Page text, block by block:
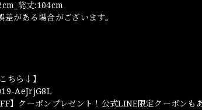
総丈:104cm
がある場合がございます。
ちら↓】
AeJrjG8L
】クーポンプレゼント！公式LINE限定クーポンも